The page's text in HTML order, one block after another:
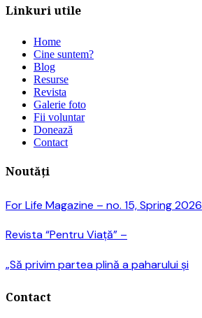
Linkuri utile
Home
Cine suntem?
Blog
Resurse
Revista
Galerie foto
Fii voluntar
Donează
Contact
Noutăți
For Life Magazine – no. 15, Spring 2026
Revista “Pentru Viață” –
„Să privim partea plină a paharului și
Contact